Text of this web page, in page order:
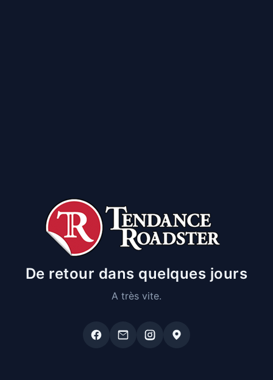
De retour dans quelques jours
A très vite.